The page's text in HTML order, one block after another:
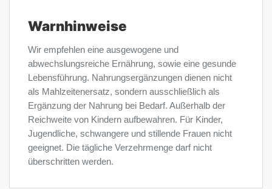
Warnhinweise
Wir empfehlen eine ausgewogene und
abwechslungsreiche Ernährung, sowie eine gesunde
Lebensführung. Nahrungsergänzungen dienen nicht
als Mahlzeitenersatz, sondern ausschließlich als
Ergänzung der Nahrung bei Bedarf. Außerhalb der
Reichweite von Kindern aufbewahren. Für Kinder,
Jugendliche, schwangere und stillende Frauen nicht
geeignet. Die tägliche Verzehrmenge darf nicht
überschritten werden.